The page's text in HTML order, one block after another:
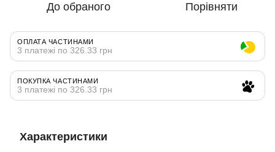
До обраного Порівняти
ОПЛАТА ЧАСТИНАМИ
3 платежі по 326.33 грн
ПОКУПКА ЧАСТИНАМИ
3 платежі по 326.33 грн
Характеристики